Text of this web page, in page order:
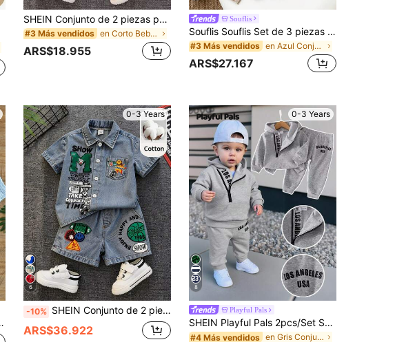
SHEIN Conjunto de 2 piezas para bebé niño, camiseta de manga corta con dinosaurio y pantalones cortos de mezclilla, casual y lindo, adecuado para primavera y verano, conjunto lindo, conjunto para bebé niño, conjunto de verano, conjunto de mezclilla
#3 Más vendidos en Corto Bebé Niños Camiseta Co-ords
ARS$18.955
Souflis
Souflis Souflis Set de 3 piezas de camisa a rayas azul y blanco y pantalones de cintura elástica para bebé niño - Conjunto de ropa casual a juego de estilo coreano retro y elegante para la familia - Tallas de 6 meses a 3 años
#3 Más vendidos en Azul Conjuntos de camisas para bebés niños
ARS$27.167
0-3 Years
6
-10% SHEIN Conjunto de 2 piezas de camisa de manga corta de mezclilla y pantalones cortos casuales de moda para bebé/bebé niño unisex, conjunto de ropa para bebé niño, ropa urbana
ARS$36.922
0-3 Years
8
Playful Pals
SHEIN Playful Pals 2pcs/Set Sudadera con Capucha con Estampado de Letras & Pantalones con Cintura Elástica Gris Otoño Vida Callejera Casual Gráfico Moda Callejera Vacaciones Regreso a la Escuela
#4 Más vendidos en Gris Conjuntos para bebés niños